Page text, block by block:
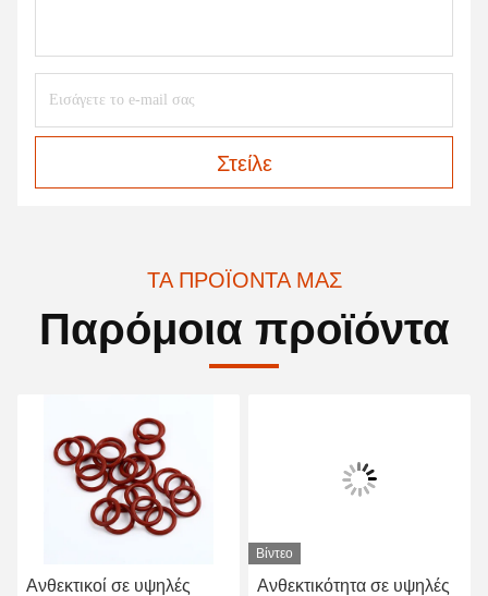
Στείλε
ΤΑ ΠΡΟΪΌΝΤΑ ΜΑΣ
Παρόμοια προϊόντα
Ανθεκτικοί σε υψηλές
Βίντεο
Ανθεκτικότητα σε υψηλές